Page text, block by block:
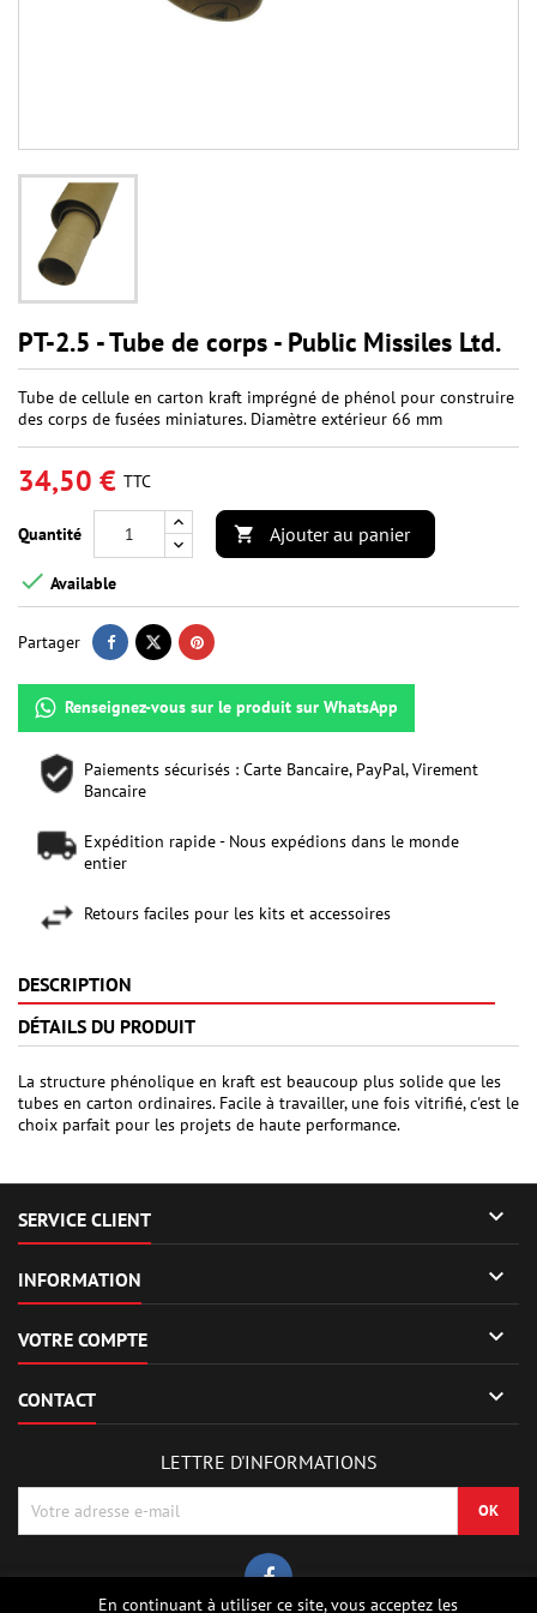
PT-2.5 - Tube de corps - Public Missiles Ltd.
Tube de cellule en carton kraft imprégné de phénol pour construire
des corps de fusées miniatures. Diamètre extérieur 66 mm
34,50 € TTC
Quantité  Ajouter au panier
 Available
Partager
Renseignez-vous sur le produit sur WhatsApp
Paiements sécurisés : Carte Bancaire, PayPal, Virement
Bancaire
Expédition rapide - Nous expédions dans le monde
entier
Retours faciles pour les kits et accessoires
DESCRIPTION
DÉTAILS DU PRODUIT
La structure phénolique en kraft est beaucoup plus solide que les
tubes en carton ordinaires. Facile à travailler, une fois vitrifié, c'est le
choix parfait pour les projets de haute performance.
SERVICE CLIENT 
INFORMATION 
VOTRE COMPTE 
CONTACT 
En continuant à utiliser ce site, vous acceptez les
LETTRE D'INFORMATIONS